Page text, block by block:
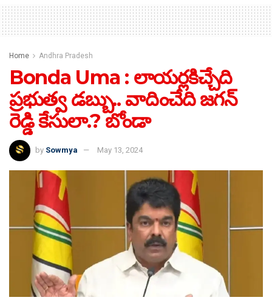
Home Andhra Pradesh
Bonda Uma : లాయర్లకిచ్చేది
ప్రభుత్వ డబ్బు.. వాదించేది జగన్
రెడ్డి కేసులా.? బోండా
by Sowmya May 13, 2024